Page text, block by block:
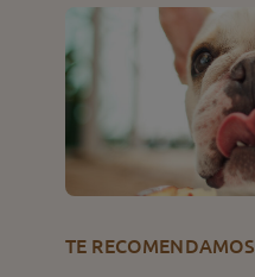
TE RECOMENDAMOS